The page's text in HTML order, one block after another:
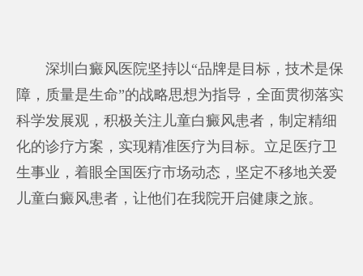
深圳白癜风医院坚持以“品牌是目标，技术是保
障，质量是生命”的战略思想为指导，全面贯彻落实
科学发展观，积极关注儿童白癜风患者，制定精细
化的诊疗方案，实现精准医疗为目标。立足医疗卫
生事业，着眼全国医疗市场动态，坚定不移地关爱
儿童白癜风患者，让他们在我院开启健康之旅。